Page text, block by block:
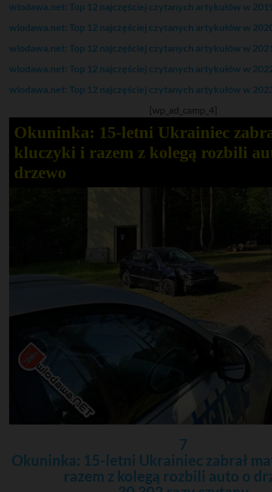
wlodawa.net: Top 12 najczęściej czytanych artykułów w
wlodawa.net: Top 12 najczęściej czytanych artykułów w
wlodawa.net: Top 12 najczęściej czytanych artykułów w
wlodawa.net: Top 12 najczęściej czytanych artykułów w
wlodawa.net: Top 12 najczęściej czytanych artykułów w
[wp_ad_camp_4]
Okuninka: 15-letni Ukrainiec
kluczyki i razem z kolegą rozbili
drzewo
7
Okuninka: 15-letni Ukrainiec zabrał
razem z kolegą rozbili auto o